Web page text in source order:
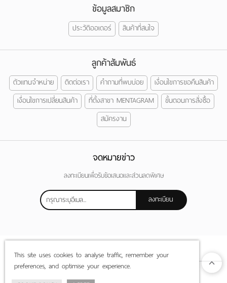
ข้อมูลสมาชิก
ประวัติออเดอร์ สินค้าที่สนใจ
ลูกค้าสัมพันธ์
ตัวแทนจำหน่าย ติดต่อเรา คำถามที่พบบ่อย
เงื่อนไขการขอคืนสินค้า
เงื่อนไขการเปลี่ยนสินค้า
ที่ตั้งสาขา MENTAGRAM
ขั้นตอนการสั่งซื้อ
สมัครงาน
จดหมายข่าว
ลงทะเบียนเพื่อรับข้อเสนอและส่วนลดพิเศษ
ลงทะเบียน
This site uses cookies to analyse traffic, remember your
preferences, and optimise your experience.